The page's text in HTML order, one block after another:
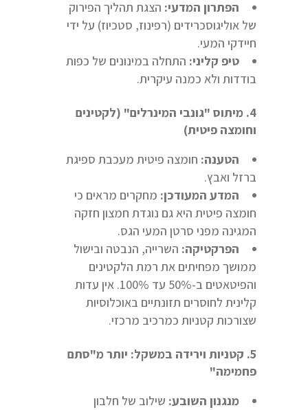
הפתרון המדעי: הצגת תהליך הפירוק
של אוליגוסכרידים (רפינוז, סטכיוז) על ידי
חיידקי המעי.
טיפ קליני: התחלה במינונים של כפות
בודדות ולא כמנה עיקרית.
4. מיתוס "גונבי המינרלים" (לקטינים
וחומצה פיטית)
הטענה: חומצה פיטית מעכבת ספיגת
ברזל ואבץ.
המדע המעודכן: מחקרים מראים כי
חומצה פיטית היא גם נוגדת חמצון חזקה
המגינה מפני סרטן המעי הגס.
הפרקטיקה: השרייה, הנבטה ובישול
ממושך מפחיתים את רמת הלקטינים
והפיטאטים ב-50% עד 100%. אין עדות
קלינית לחוסרים תזונתיים באוכלוסיות
שצורכות קטניות כמרכיב מרכזי.
5. קטניות וירידה במשקל: יותר מ"סתם
פחמימה"
מנגנון השובע: שילוב של חלבון